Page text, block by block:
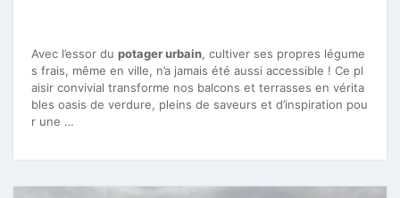
Avec l’essor du potager urbain, cultiver ses propres légume
s frais, même en ville, n’a jamais été aussi accessible ! Ce pl
aisir convivial transforme nos balcons et terrasses en vérita
bles oasis de verdure, pleins de saveurs et d’inspiration pou
r une …